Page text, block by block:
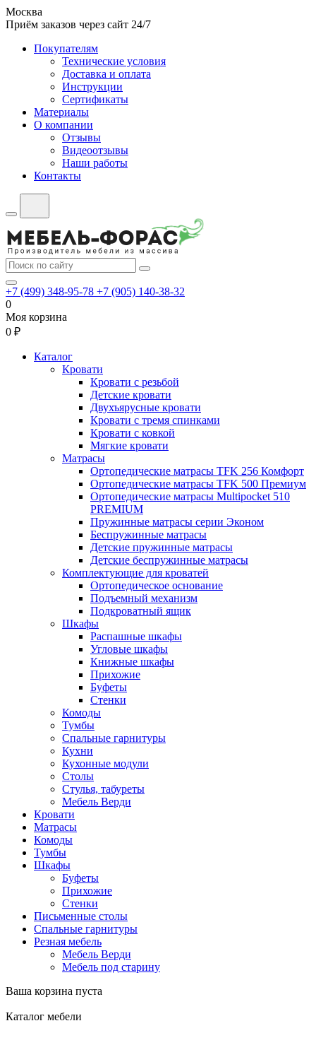
Москва
Приём заказов через сайт 24/7
Покупателям
Технические условия
Доставка и оплата
Инструкции
Сертификаты
Материалы
О компании
Отзывы
Видеоотзывы
Наши работы
Контакты
+7 (499) 348-95-78 +7 (905) 140-38-32
0
Моя корзина
0 ₽
Каталог
Кровати
Кровати с резьбой
Детские кровати
Двухъярусные кровати
Кровати с тремя спинками
Кровати с ковкой
Мягкие кровати
Матрасы
Ортопедические матрасы TFK 256 Комфорт
Ортопедические матрасы TFK 500 Премиум
Ортопедические матрасы Multipocket 510
PREMIUM
Пружинные матрасы серии Эконом
Беспружинные матрасы
Детские пружинные матрасы
Детские беспружинные матрасы
Комплектующие для кроватей
Ортопедическое основание
Подъемный механизм
Подкроватный ящик
Шкафы
Распашные шкафы
Угловые шкафы
Книжные шкафы
Прихожие
Буфеты
Стенки
Комоды
Тумбы
Спальные гарнитуры
Кухни
Кухонные модули
Столы
Стулья, табуреты
Мебель Верди
Кровати
Матрасы
Комоды
Тумбы
Шкафы
Буфеты
Прихожие
Стенки
Письменные столы
Спальные гарнитуры
Резная мебель
Мебель Верди
Мебель под старину
Ваша корзина пуста
Каталог мебели